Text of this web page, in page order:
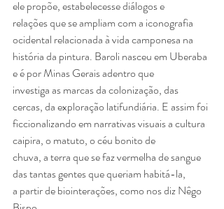
ele propõe, estabelecesse diálogos e
relações que se ampliam com a iconografia
ocidental relacionada à vida camponesa na
história da pintura. Baroli nasceu em Uberaba
e é por Minas Gerais adentro que
investiga as marcas da colonização, das
cercas, da exploração latifundiária. E assim foi
ficcionalizando em narrativas visuais a cultura
caipira, o matuto, o céu bonito de
chuva, a terra que se faz vermelha de sangue
das tantas gentes que queriam habitá-la,
a partir de biointerações, como nos diz Nêgo